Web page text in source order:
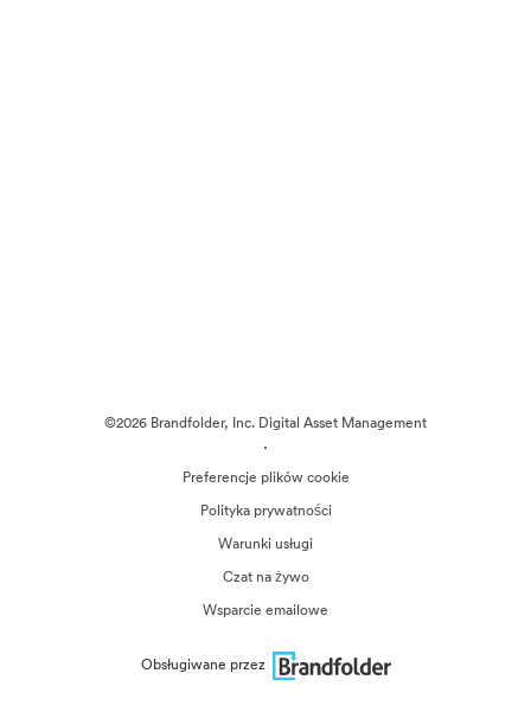
©2026 Brandfolder, Inc. Digital Asset Management
·
Preferencje plików cookie
Polityka prywatności
Warunki usługi
Czat na żywo
Wsparcie emailowe
Obsługiwane przez